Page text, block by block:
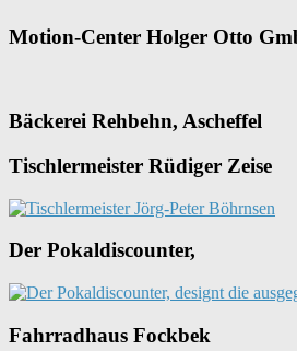
Motion-Center Holger Otto
Bäckerei Rehbehn, Ascheffel
Tischlermeister Rüdiger Zeise
Der Pokaldiscounter,
Fahrradhaus Fockbek